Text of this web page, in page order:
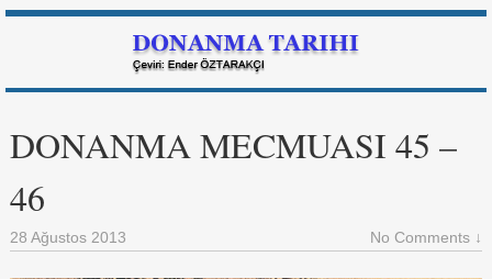
DONANMA MECMUASI 45 –
46
28 Ağustos 2013 No Comments ↓